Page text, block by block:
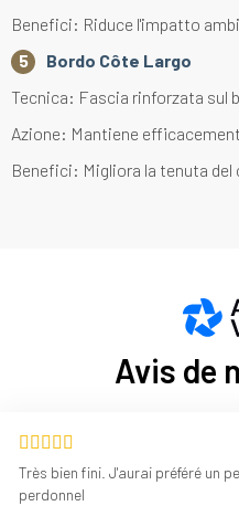
Benefici: Riduce l'impatto
Bordo Côte Largo
Tecnica: Fascia rinforzata sul
Azione: Mantiene
Benefici: Migliora la tenuta del
Avis de
Très bien fini. J'aurai préféré un
perdonnel